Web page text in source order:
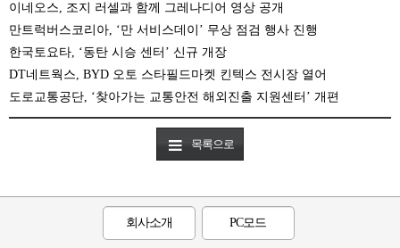
이네오스, 조지 러셀과 함께 그레나디어 영상 공개
만트럭버스코리아, ‘만 서비스데이’ 무상 점검 행사 진행
한국토요타, ‘동탄 시승 센터’ 신규 개장
DT네트웍스, BYD 오토 스타필드마켓 킨텍스 전시장 열어
도로교통공단, ‘찾아가는 교통안전 해외진출 지원센터’ 개편
목록으로
회사소개 PC모드